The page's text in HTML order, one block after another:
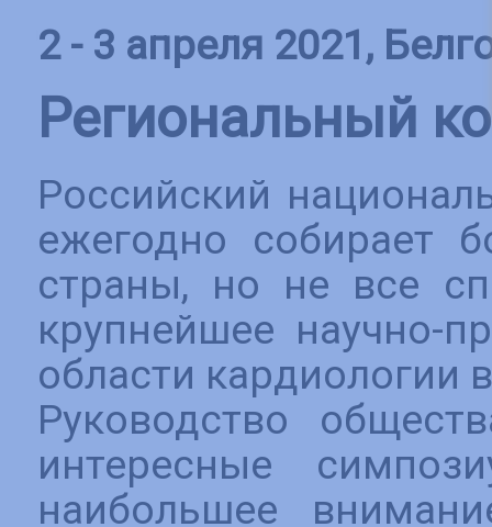
Белгород, Россия, онлайн ,2 апреля - 3 апреля 2021